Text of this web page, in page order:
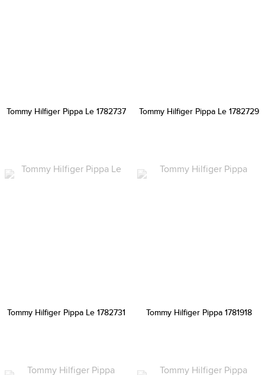
Tommy Hilfiger Pippa Le 1782737 Tommy Hilfiger Pippa Le 1782729
Tommy Hilfiger Pippa Le 1782731 Tommy Hilfiger Pippa 1781918